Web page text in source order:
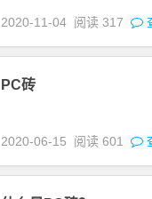
2020-11-04 阅读317
PC砖
2020-06-15 阅读601